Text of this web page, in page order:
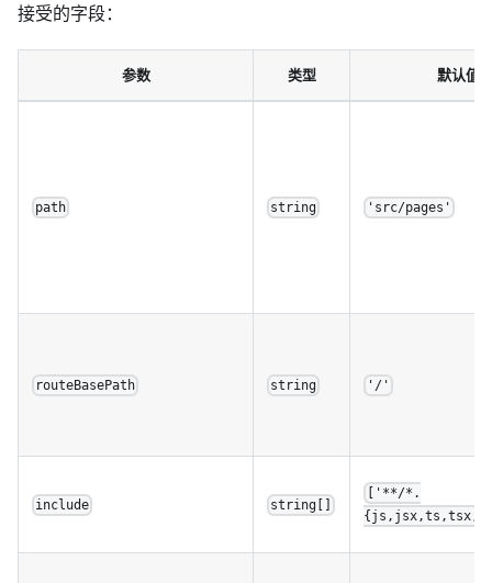
接受的字段：
参数 类型 默认值
path string 'src/pages'
routeBasePath string '/'
include string[]
['**/*.